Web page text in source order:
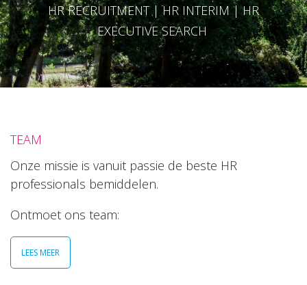
HR RECRUITMENT | HR INTERIM | HR
EXECUTIVE SEARCH
TEAM
Onze missie is vanuit passie de beste HR
professionals bemiddelen.
Ontmoet ons team:
LEES MEER